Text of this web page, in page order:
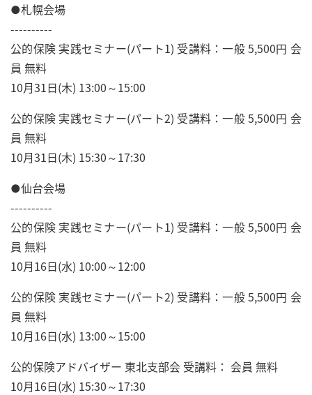
●札幌会場
----------
公的保険 実践セミナー(パート1) 受講料：一般 5,500円 会
員 無料
10月31日(木) 13:00～15:00
公的保険 実践セミナー(パート2) 受講料：一般 5,500円 会
員 無料
10月31日(木) 15:30～17:30
●仙台会場
----------
公的保険 実践セミナー(パート1) 受講料：一般 5,500円 会
員 無料
10月16日(水) 10:00～12:00
公的保険 実践セミナー(パート2) 受講料：一般 5,500円 会
員 無料
10月16日(水) 13:00～15:00
公的保険アドバイザー 東北支部会 受講料： 会員 無料
10月16日(水) 15:30～17:30